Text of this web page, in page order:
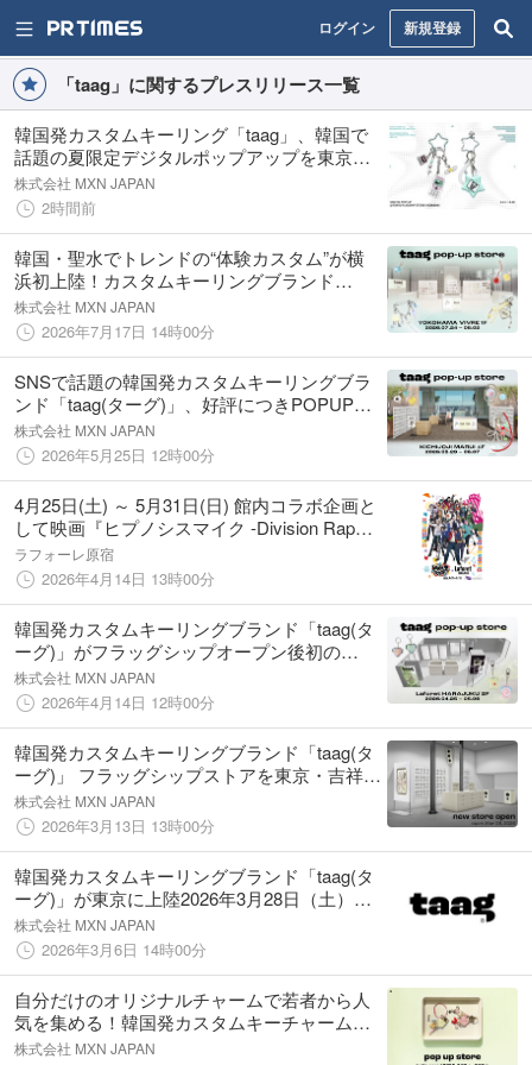
ログイン 新規登録
「taag」に関するプレスリリース一覧
韓国発カスタムキーリング「taag」、韓国で
話題の夏限定デジタルポップアップを東京旗
艦店＆オンラインで同時開催
株式会社 MXN JAPAN
2時間前
韓国・聖水でトレンドの“体験カスタム”が横
浜初上陸！カスタムキーリングブランド
「taag（ターグ）」が横浜ビブレで夏を彩る
POPUPを開催
株式会社 MXN JAPAN
2026年7月17日 14時00分
SNSで話題の韓国発カスタムキーリングブラ
ンド「taag(ターグ)」、好評につきPOPUP第2
弾を吉祥寺マルイで開催！
株式会社 MXN JAPAN
2026年5月25日 12時00分
4月25日(土) ～ 5月31日(日) 館内コラボ企画と
して映画『ヒプノシスマイク -Division Rap
Battle-』× Laforet HARAJUKU 開催
ラフォーレ原宿
2026年4月14日 13時00分
韓国発カスタムキーリングブランド「taag(タ
ーグ)」がフラッグシップオープン後初の
POPUPを開催 ＠ラフォーレ原宿
株式会社 MXN JAPAN
2026年4月14日 12時00分
韓国発カスタムキーリングブランド「taag(タ
ーグ)」 フラッグシップストアを東京・吉祥寺
にオープン
株式会社 MXN JAPAN
2026年3月13日 13時00分
韓国発カスタムキーリングブランド「taag(タ
ーグ)」が東京に上陸2026年3月28日（土）、
東京フラッグシップストアとオンラインスト
アを同時オープン
株式会社 MXN JAPAN
2026年3月6日 14時00分
自分だけのオリジナルチャームで若者から人
気を集める！韓国発カスタムキーチャームブ
ランド「taag(タグ)」が大阪・阪急百貨店うめ
株式会社 MXN JAPAN